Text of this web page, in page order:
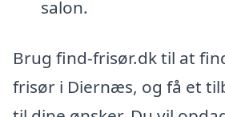
salon.
Brug find-frisør.dk til at
frisør i Diernæs, og få et